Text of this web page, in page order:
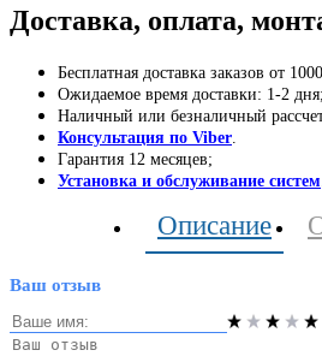
Доставка, оплата,
Бесплатная доставка заказов от
Ожидаемое время доставки: 1-2 дня;
Наличный или безналичный
Консультация по Viber
Гарантия 12 месяцев;
Установка и обслуживание систем
Описание
Ваш отзыв